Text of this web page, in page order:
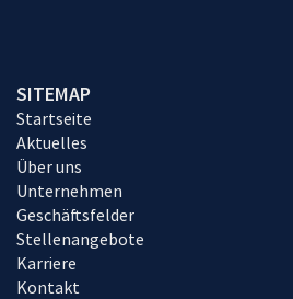
SITEMAP
Startseite
Aktuelles
Über uns
Unternehmen
Geschäftsfelder
Stellenangebote
Karriere
Kontakt